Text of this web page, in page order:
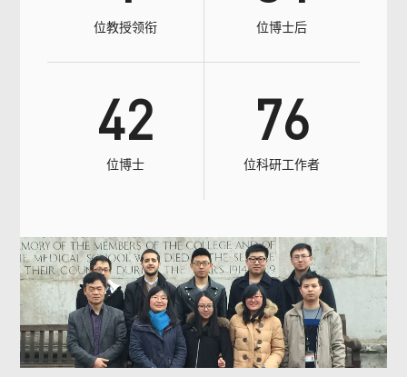
位教授领衔 位博士后
42
位博士
76
位科研工作者